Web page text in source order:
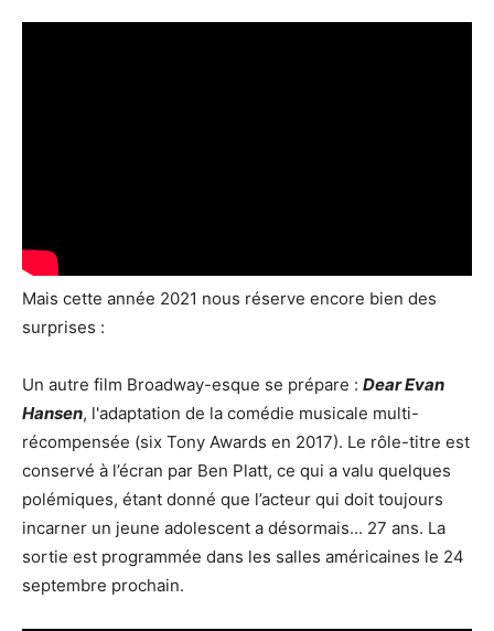
Mais cette année 2021 nous réserve encore bien des
surprises :
Un autre film Broadway-esque se prépare : Dear Evan
Hansen, l'adaptation de la comédie musicale multi-
récompensée (six Tony Awards en 2017). Le rôle-titre est
conservé à l’écran par Ben Platt, ce qui a valu quelques
polémiques, étant donné que l’acteur qui doit toujours
incarner un jeune adolescent a désormais... 27 ans. La
sortie est programmée dans les salles américaines le 24
septembre prochain.